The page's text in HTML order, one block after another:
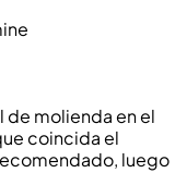
de molienda en el
coincida el
luego